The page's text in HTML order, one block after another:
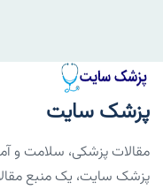
پزشک سایت
مقالات پزشکی، سلامت و
پزشک سایت، یک منبع